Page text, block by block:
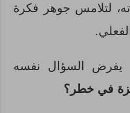
لتلامس جوهر فكرة
يفرض السؤال نفسه
في خطر؟